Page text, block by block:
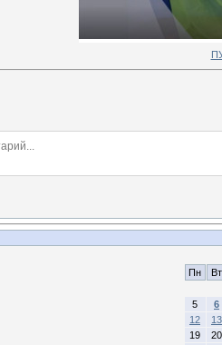
Пн Вт
5
6
12
13
19
20